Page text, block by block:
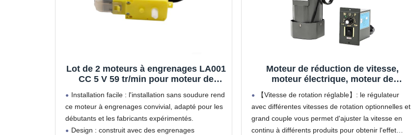
Lot de 2 moteurs à engrenages LA001
CC 5 V 59 tr/min pour moteur de
avec les projets robotiques STEM
Installation facile : l'installation sans soudure rend
ce moteur à engrenages convivial, adapté pour les
débutants et les fabricants expérimentés.
Design : construit avec des engrenages
Moteur de réduction de vitesse,
moteur électrique, moteur de
transmission avec régulateur de
vitesse, moteur à engrenage CA
monophasé, réglable, contrôleur de
vitesse
【Vitesse de rotation réglable】: le régulateur
avec différentes vitesses de rotation optionnelles et
grand couple vous permet d'ajuster la vitesse en
continu à différents produits pour obtenir l'effet